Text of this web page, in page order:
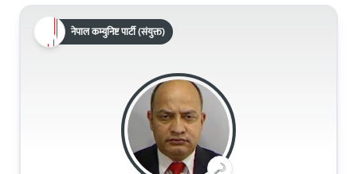
नेपाल कम्युनिष्ट पार्टी (संयुक्त)